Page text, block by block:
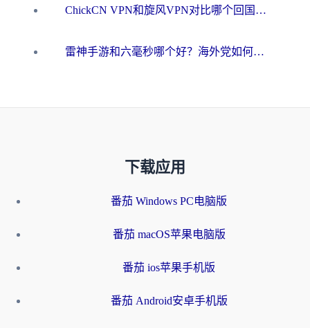
ChickCN VPN和旋风VPN对比哪个回国效果更好？海外用户的选择困境与出路
雷神手游和六毫秒哪个好？海外党如何真正解锁国内资源
下载应用
番茄 Windows PC电脑版
番茄 macOS苹果电脑版
番茄 ios苹果手机版
番茄 Android安卓手机版